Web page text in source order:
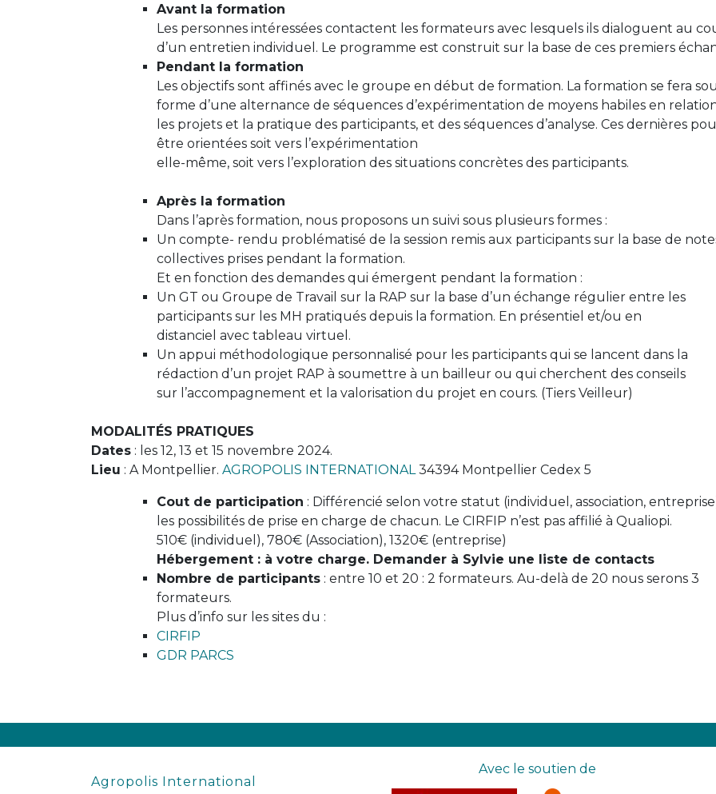
Avant la formation
Les personnes intéressées contactent les formateurs avec lesquels ils dialoguent au
d’un entretien individuel. Le programme est construit sur la base de ces premiers
Pendant la formation
Les objectifs sont affinés avec le groupe en début de formation. La formation se fera
forme d’une alternance de séquences d’expérimentation de moyens habiles en
les projets et la pratique des participants, et des séquences d’analyse. Ces dernières
être orientées soit vers l’expérimentation
elle-même, soit vers l’exploration des situations concrètes des participants.
Après la formation
Dans l’après formation, nous proposons un suivi sous plusieurs formes :
Un compte- rendu problématisé de la session remis aux participants sur la base de
collectives prises pendant la formation.
Et en fonction des demandes qui émergent pendant la formation :
Un GT ou Groupe de Travail sur la RAP sur la base d’un échange régulier entre les
participants sur les MH pratiqués depuis la formation. En présentiel et/ou en
distanciel avec tableau virtuel.
Un appui méthodologique personnalisé pour les participants qui se lancent dans la
rédaction d’un projet RAP à soumettre à un bailleur ou qui cherchent des conseils
sur l’accompagnement et la valorisation du projet en cours. (Tiers Veilleur)
MODALITÉS PRATIQUES
Dates : les 12, 13 et 15 novembre 2024.
Lieu : A Montpellier. AGROPOLIS INTERNATIONAL34394 Montpellier Cedex 5
Cout de participation : Différencié selon votre statut (individuel, association,
les possibilités de prise en charge de chacun. Le CIRFIP n’est pas affilié à Qualiopi.
510€ (individuel), 780€ (Association), 1320€ (entreprise)
Hébergement : à votre charge. Demander à Sylvie une liste de contacts
Nombre de participants : entre 10 et 20 : 2 formateurs. Au-delà de 20 nous serons 3
formateurs.
Plus d’info sur les sites du :
CIRFIP
GDR PARCS
Agropolis International
Avec le soutien de